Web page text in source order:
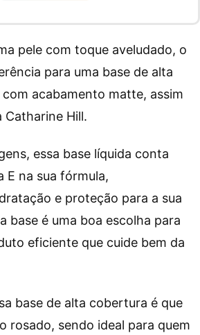
pele com toque aveludado, o
para uma base de alta
acabamento matte, assim
Catharine Hill.
essa base líquida conta
E na sua fórmula,
e proteção para a sua
base é uma boa escolha para
eficiente que cuide bem da
base de alta cobertura é que
rosado, sendo ideal para quem